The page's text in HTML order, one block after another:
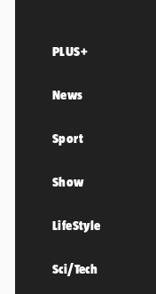
PLUS+
News
Sport
Show
LifeStyle
Sci/Tech